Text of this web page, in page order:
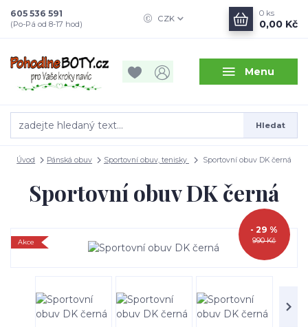
Menu
CZK
Hledat
605 536 591
(Po-Pá od 8-17 hod)
0 ks
0,00 Kč
Úvod Pánská obuv Sportovní obuv, tenisky Sportovní obuv DK černá
Sportovní obuv DK černá
Akce 990 Kč
- 29 %